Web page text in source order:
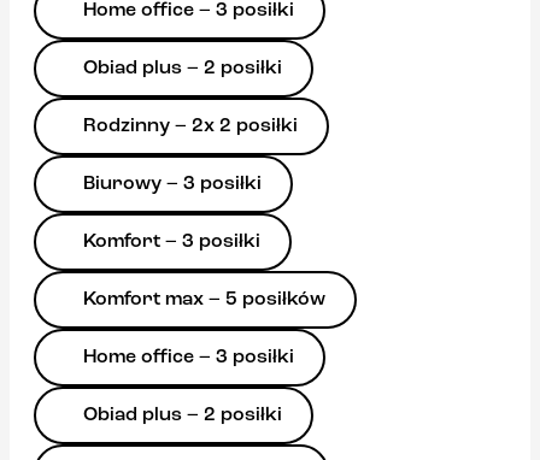
Home office – 3 posiłki
Obiad plus – 2 posiłki
Rodzinny – 2x 2 posiłki
Biurowy – 3 posiłki
Komfort – 3 posiłki
Komfort max – 5 posiłków
Home office – 3 posiłki
Obiad plus – 2 posiłki